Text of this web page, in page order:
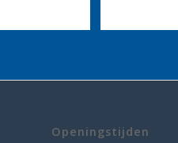
Openingstijden